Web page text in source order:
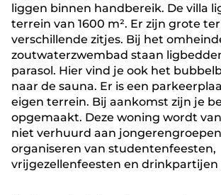
liggen binnen handbereik. De villa
terrein van 1600 m². Er zijn grote
verschillende zitjes. Bij het
zoutwaterzwembad staan
parasol. Hier vind je ook het
naar de sauna. Er is een
eigen terrein. Bij aankomst zijn je
opgemaakt. Deze woning wordt
niet verhuurd aan
organiseren van studentenfeesten,
vrijgezellenfeesten en drinkpartijen